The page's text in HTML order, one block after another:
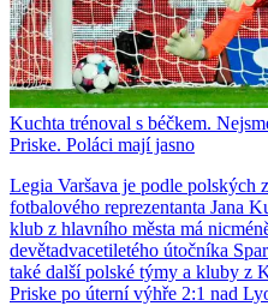
Kuchta trénoval s béčkem.
Priske. Poláci mají jasno
Legia Varšava je podle polských
fotbalového reprezentanta Jana
klub z hlavního města má
devětadvacetiletého útočníka
také další polské týmy a kluby z
Priske po úterní výhře 2:1 nad